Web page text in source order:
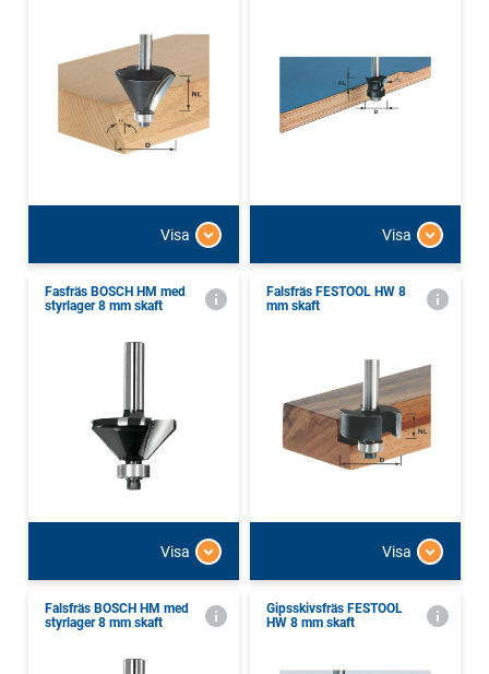
Visa Visa
Fasfräs BOSCH HM med
styrlager 8 mm skaft
Visa
Falsfräs FESTOOL HW 8
mm skaft
Visa
Falsfräs BOSCH HM med
styrlager 8 mm skaft
Gipsskivsfräs FESTOOL
HW 8 mm skaft